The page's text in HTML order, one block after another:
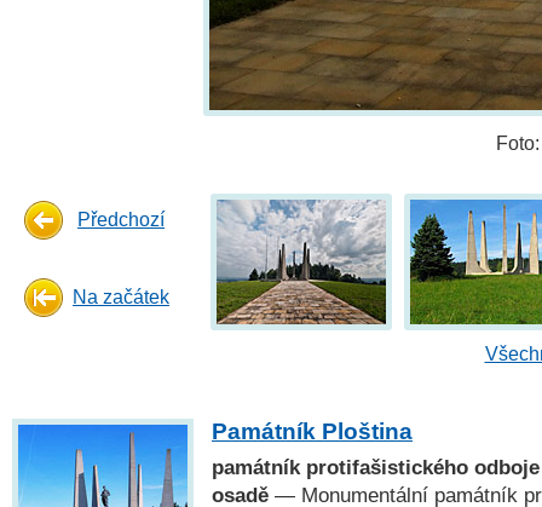
Předchozí
Na začátek
Památník Ploština
památník protifašistického
osadě — Monumentální památník